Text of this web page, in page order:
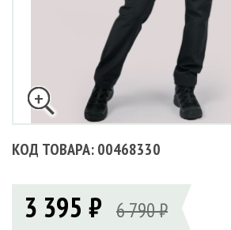
КОД ТОВАРА: 00468330
3 395 ₽ 6 790 ₽